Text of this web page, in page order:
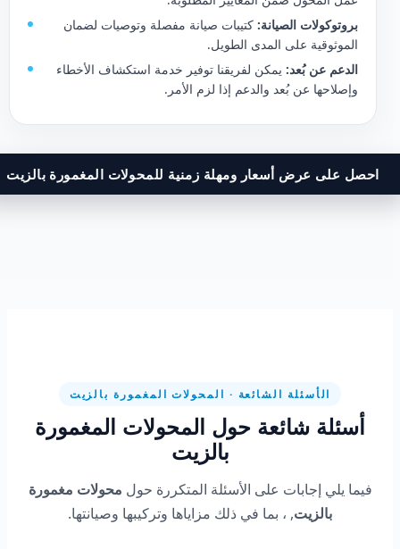
بروتوكولات الصيانة: كتيبات صيانة مفصلة وتوصيات لضمان
الموثوقية على المدى الطويل.
الدعم عن بُعد: يمكن لفريقنا توفير خدمة استكشاف الأخطاء
وإصلاحها عن بُعد والدعم إذا لزم الأمر.
احصل على عرض أسعار ومهلة زمنية للمحولات المغمورة بالزيت
الأسئلة الشائعة · المحولات المغمورة بالزيت
أسئلة شائعة حول المحولات المغمورة
بالزيت
فيما يلي إجابات على الأسئلة المتكررة حول محولات مغمورة
بالزيت, ، بما في ذلك مزاياها وتركيبها وصيانتها.